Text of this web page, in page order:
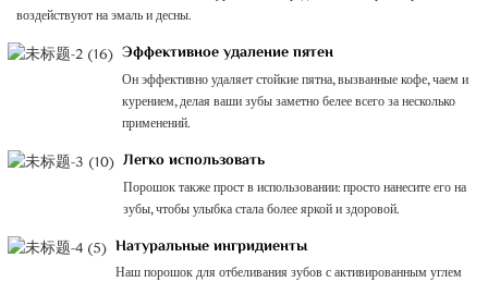
воздействуют на эмаль и десны.
Эффективное удаление пятен
Он эффективно удаляет стойкие пятна, вызванные кофе, чаем и
курением, делая ваши зубы заметно белее всего за несколько
применений.
Легко использовать
Порошок также прост в использовании: просто нанесите его на
зубы, чтобы улыбка стала более яркой и здоровой.
Натуральные ингридиенты
Наш порошок для отбеливания зубов с активированным углем